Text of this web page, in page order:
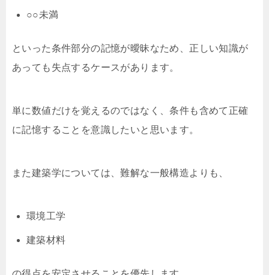
○○未満
といった条件部分の記憶が曖昧なため、正しい知識が
あっても失点するケースがあります。
単に数値だけを覚えるのではなく、条件も含めて正確
に記憶することを意識したいと思います。
また建築学については、難解な一般構造よりも、
環境工学
建築材料